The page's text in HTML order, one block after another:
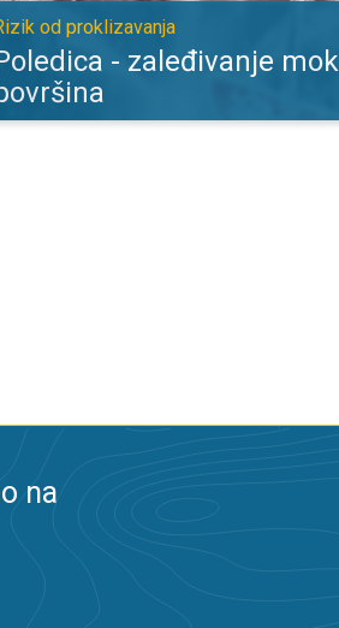
od proklizavanja
- zaleđivanje
na